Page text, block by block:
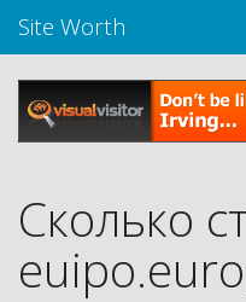
Site Worth
Сколько